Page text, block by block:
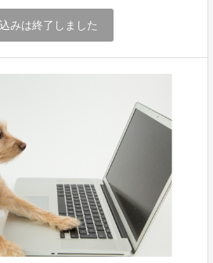
みは終了しました